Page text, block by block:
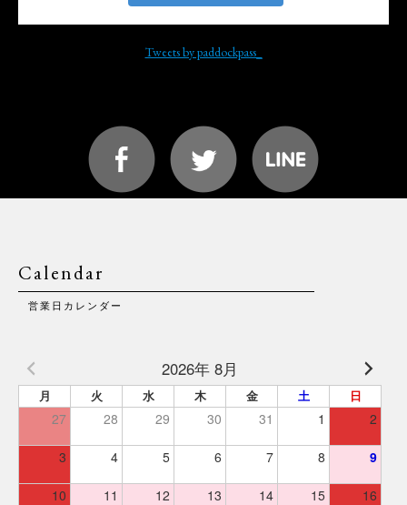
Tweets by paddockpass_
Calendar
営業日カレンダー
2026年 8月
月 火 水 木 金 土 日
27 28 29 30 31 1 2
3 4 5 6 7 8 9
10 11 12 13 14 15 16